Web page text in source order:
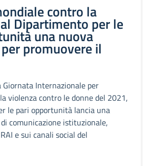
contro la
Dipartimento per le
una nuova
promuovere il
Giornata Internazionale per
violenza contro le donne del 2021,
le pari opportunità lancia una
comunicazione istituzionale,
e sui canali social del